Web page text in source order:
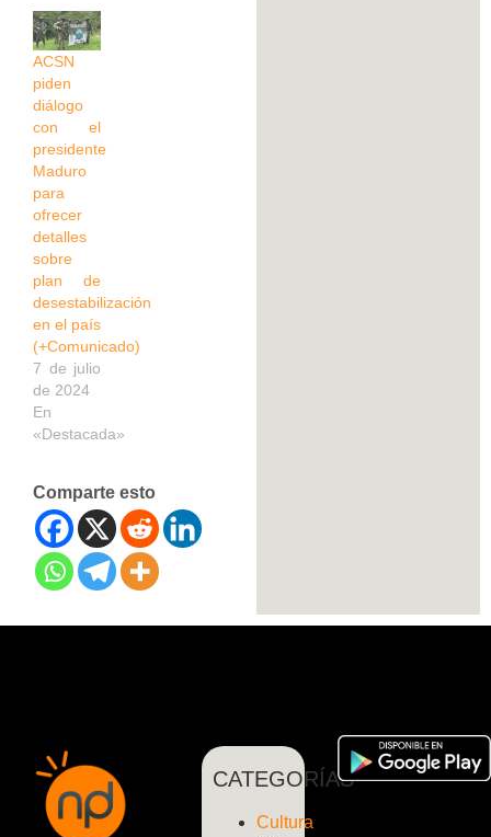
ACSN
piden
diálogo
con el
presidente
Maduro
para
ofrecer
detalles
sobre
plan de
desestabilización
en el país
(+Comunicado)
7 de julio
de 2024
En
«Destacada»
Comparte esto
CATEGORÍAS
Cultura